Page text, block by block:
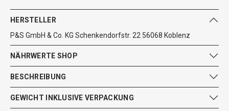
HERSTELLER
P&S GmbH & Co. KG Schenkendorfstr. 22 56068 Koblenz
NÄHRWERTE SHOP
BESCHREIBUNG
GEWICHT INKLUSIVE VERPACKUNG